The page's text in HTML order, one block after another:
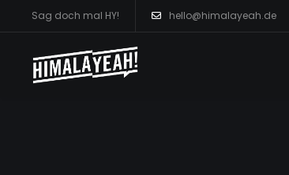
Sag doch mal HY! hello@himalayeah.de